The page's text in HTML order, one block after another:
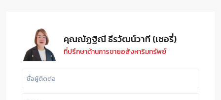
คุณณัฏฐิณี ธีรวัฒน์วาที (เชอรี่)
ที่ปรึกษาด้านการขายอสังหาริมทรัพย์